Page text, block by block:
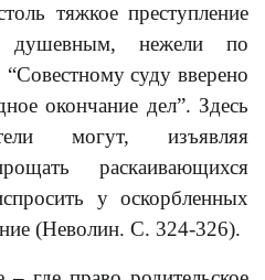
тяжкое преступление
душевным, нежели по
суду вверено
окончание дел”. Здесь
могут, изъявляя
раскаивающихся
у оскорбленных
(Неволин. С. 324-326).